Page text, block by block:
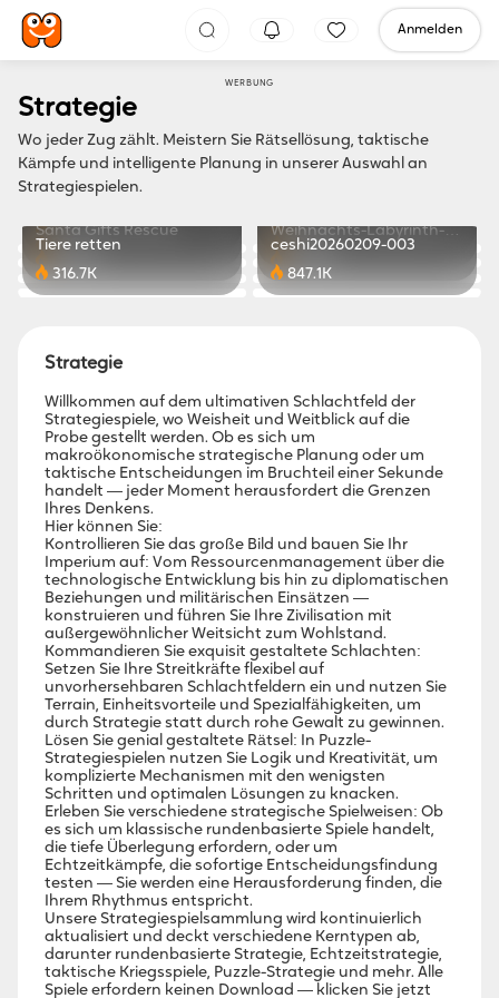
Anmelden
WERBUNG
Strategie
Wo jeder Zug zählt. Meistern Sie Rätsellösung, taktische
Kämpfe und intelligente Planung in unserer Auswahl an
Strategiespielen.
Pop Stone 22
670.2K
556.1K
890.2K
385.0K
Santa Gifts Rescue
Weihnachts-Labyrinth-
Jagd
Tiere retten
316.7K
ceshi20260209-003
847.1K
Strategie
Willkommen auf dem ultimativen Schlachtfeld der
Strategiespiele, wo Weisheit und Weitblick auf die
Probe gestellt werden. Ob es sich um
makroökonomische strategische Planung oder um
taktische Entscheidungen im Bruchteil einer Sekunde
handelt — jeder Moment herausfordert die Grenzen
Ihres Denkens.
Hier können Sie:
Kontrollieren Sie das große Bild und bauen Sie Ihr
Imperium auf: Vom Ressourcenmanagement über die
technologische Entwicklung bis hin zu diplomatischen
Beziehungen und militärischen Einsätzen —
konstruieren und führen Sie Ihre Zivilisation mit
außergewöhnlicher Weitsicht zum Wohlstand.
Kommandieren Sie exquisit gestaltete Schlachten:
Setzen Sie Ihre Streitkräfte flexibel auf
unvorhersehbaren Schlachtfeldern ein und nutzen Sie
Terrain, Einheitsvorteile und Spezialfähigkeiten, um
durch Strategie statt durch rohe Gewalt zu gewinnen.
Lösen Sie genial gestaltete Rätsel: In Puzzle-
Strategiespielen nutzen Sie Logik und Kreativität, um
komplizierte Mechanismen mit den wenigsten
Schritten und optimalen Lösungen zu knacken.
Erleben Sie verschiedene strategische Spielweisen: Ob
es sich um klassische rundenbasierte Spiele handelt,
die tiefe Überlegung erfordern, oder um
Echtzeitkämpfe, die sofortige Entscheidungsfindung
testen — Sie werden eine Herausforderung finden, die
Ihrem Rhythmus entspricht.
Unsere Strategiespielsammlung wird kontinuierlich
aktualisiert und deckt verschiedene Kerntypen ab,
darunter rundenbasierte Strategie, Echtzeitstrategie,
taktische Kriegsspiele, Puzzle-Strategie und mehr. Alle
Spiele erfordern keinen Download — klicken Sie jetzt